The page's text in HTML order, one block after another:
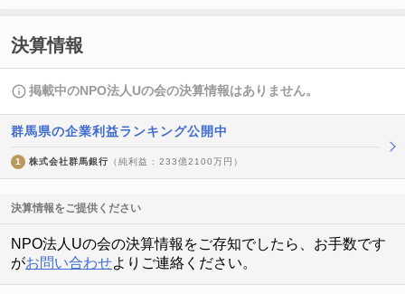
決算情報
掲載中のNPO法人Uの会の決算情報はありません。
群馬県の企業利益ランキング公開中
1 株式会社群馬銀行 （純利益 : 233億2100万円）
決算情報をご提供ください
NPO法人Uの会の決算情報をご存知でしたら、お手数です
がお問い合わせよりご連絡ください。